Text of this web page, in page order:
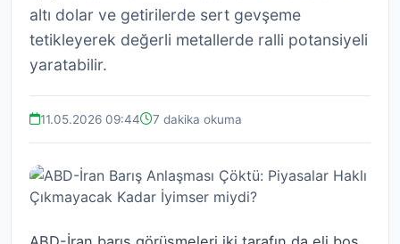
altı dolar ve getirilerde sert gevşeme
tetikleyerek değerli metallerde ralli potansiyeli
yaratabilir.
11.05.2026 09:44 7 dakika okuma